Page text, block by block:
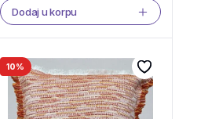
Dodaj u korpu
10%